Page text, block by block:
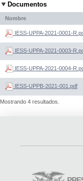
Documentos
Nombre
IESS-UPPA-2021-0001-
IESS-UPPA-2021-0003-
IESS-UPPA-2021-0004-
IESS-UPPB-2021-001.pdf
Mostrando 4 resultados.